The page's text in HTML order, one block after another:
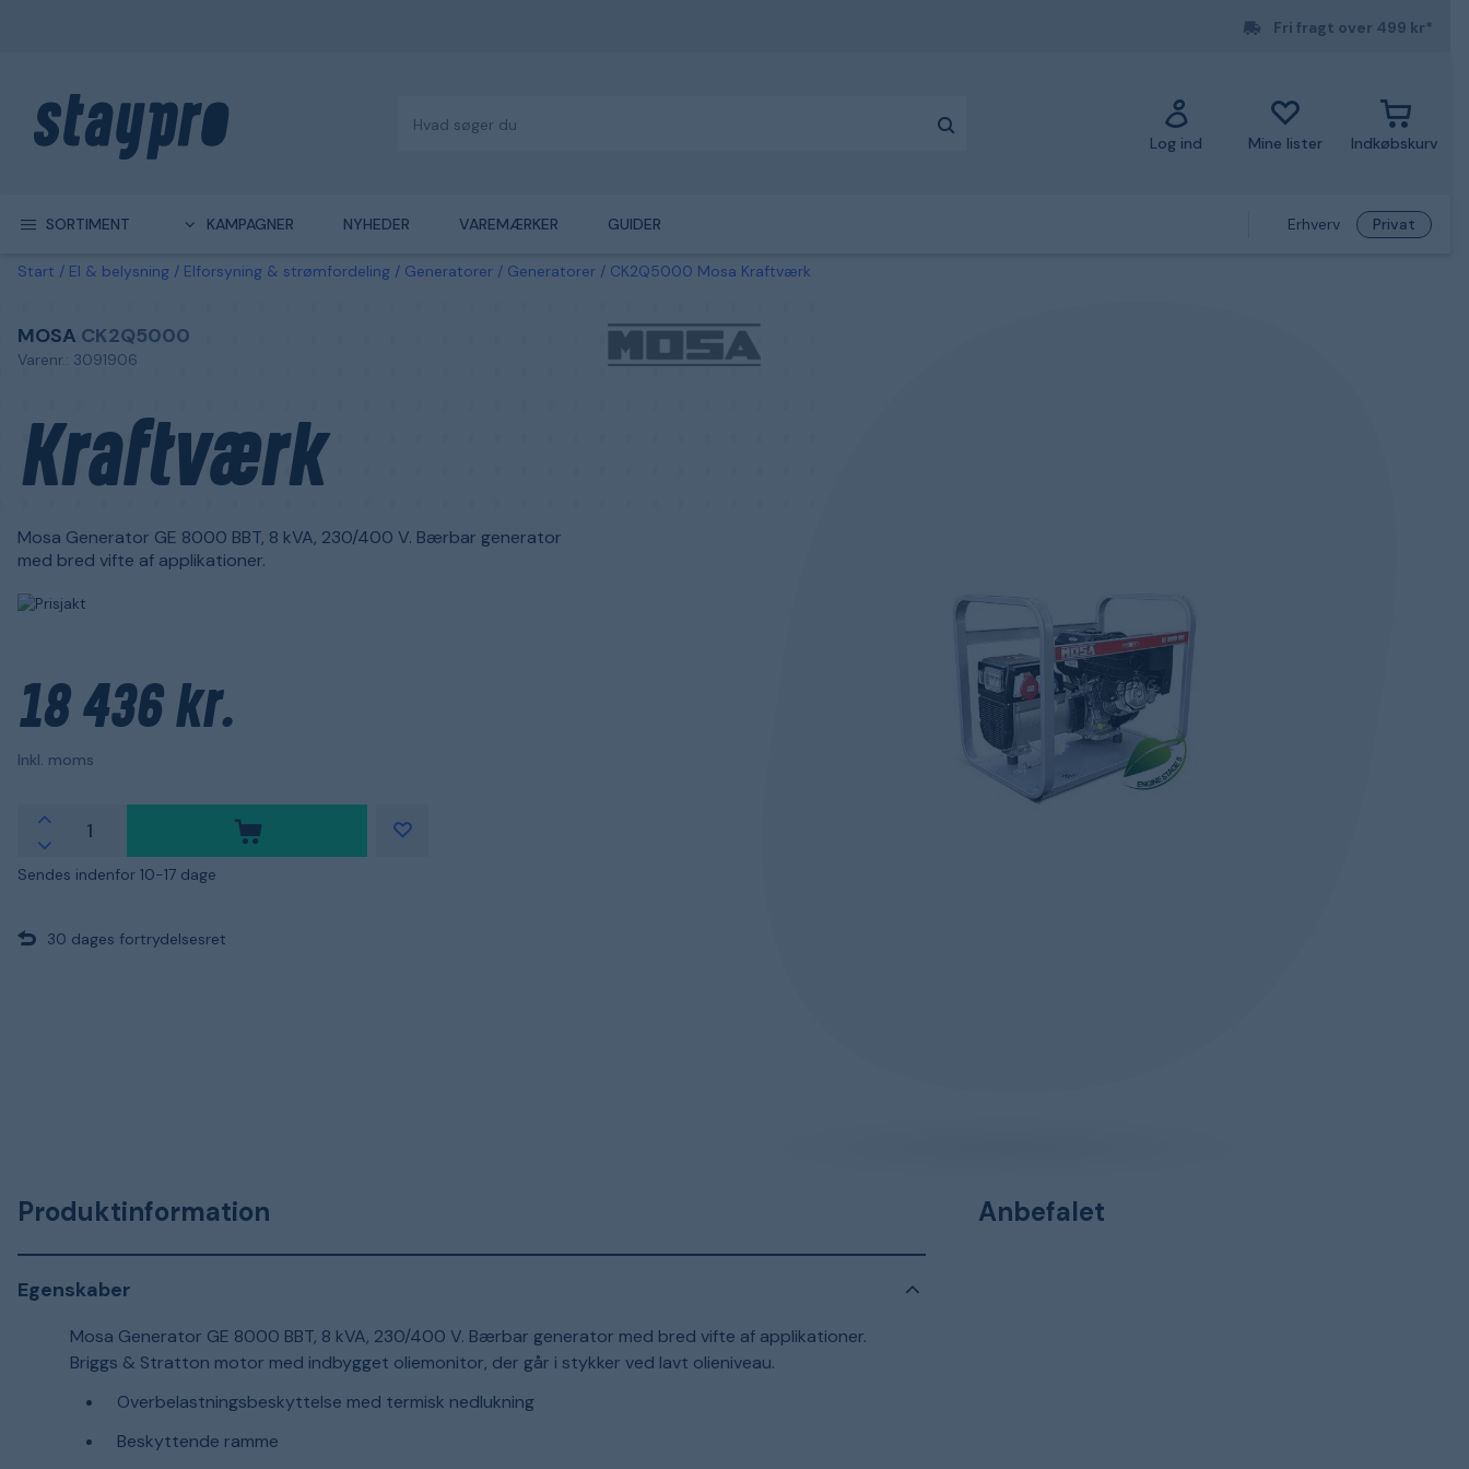
Fri fragt over 499 kr*
Log ind Mine lister Indkøbskurv
SORTIMENT KAMPAGNER NYHEDER VAREMÆRKER GUIDER Erhverv Privat
Start El & belysning Elforsyning & strømfordeling Generatorer Generatorer CK2Q5000 Mosa Kraftværk
MOSA CK2Q5000
Varenr.: 3091906
Kraftværk
Mosa Generator GE 8000 BBT, 8 kVA, 230/400 V. Bærbar generator
med bred vifte af applikationer.
18 436 kr.
Inkl. moms
Sendes indenfor 10-17 dage
30 dages fortrydelsesret
Produktinformation
Egenskaber
Mosa Generator GE 8000 BBT, 8 kVA, 230/400 V. Bærbar generator med bred vifte af applikationer.
Briggs & Stratton motor med indbygget oliemonitor, der går i stykker ved lavt olieniveau.
Overbelastningsbeskyttelse med termisk nedlukning
Beskyttende ramme
Anbefalet